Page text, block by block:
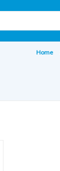
Home